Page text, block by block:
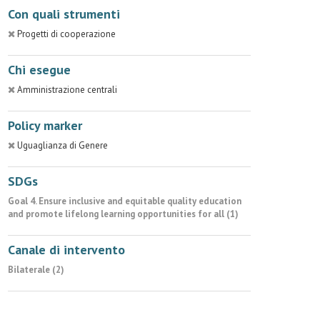
Con quali strumenti
Progetti di cooperazione
Chi esegue
Amministrazione centrali
Policy marker
Uguaglianza di Genere
SDGs
Goal 4. Ensure inclusive and equitable quality education
and promote lifelong learning opportunities for all (1)
Canale di intervento
Bilaterale (2)